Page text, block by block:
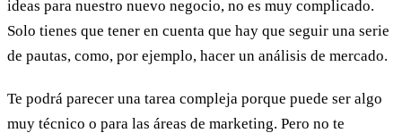
ideas para nuestro nuevo negocio, no es muy complicado.
Solo tienes que tener en cuenta que hay que seguir una serie
de pautas, como, por ejemplo, hacer un análisis de mercado.
Te podrá parecer una tarea compleja porque puede ser algo
muy técnico o para las áreas de marketing. Pero no te